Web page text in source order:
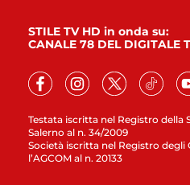
Testata iscritta nel Registro della
Salerno al n. 34/2009
Società iscritta nel Registro
l’AGCOM al n. 20133
STILE TV HD in onda su:
CANALE 78 DEL DIGITALE